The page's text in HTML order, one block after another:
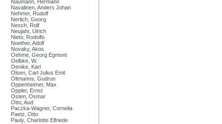
Naumann, Hermann
Navalinen, Anders Johan
Nehmer, Rudolf
Nerlich, Georg
Nesch, Rolf
Neujahr, Ulrich
Nieto, Rodolfo
Noether, Adolf
Novaky, Akos
Oehme, Georg Egmont
Oelbke, W.
Oenike, Karl
Olsen, Carl Julius Emil
Oltmanns, Gudrun
Oppenheimer, Max
Oppler, Ernst
Osten, Osmar
Otto, Aud
Paczka-Wagner, Cornelia
Paetz, Otto
Pauly, Charlotte Elfriede